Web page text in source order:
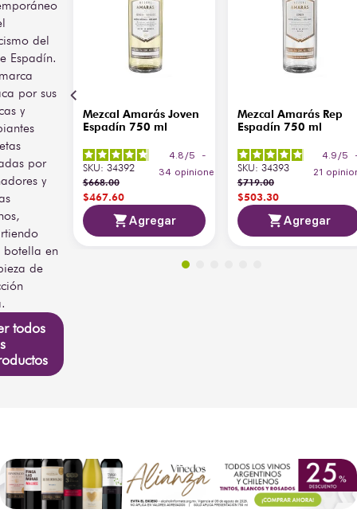
Alianza.
del
Espadín.
por sus
y
por
y
botella en
de
todos
Mezcal Amarás Joven
Espadín 750 ml
4.8/5
-
34 opiniones
SKU: 34392
$668.00
$467.60
Agregar
Mezcal Amarás Rep
Espadín 750 ml
4.9/5
21
SKU: 34393
$719.00
$503.30
Agregar